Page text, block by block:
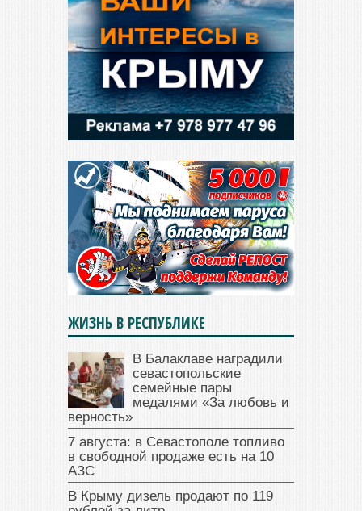
ЖИЗНЬ В РЕСПУБЛИКЕ
В Балаклаве наградили
севастопольские
семейные пары
медалями «За любовь и
верность»
7 августа: в Севастополе топливо
в свободной продаже есть на 10
АЗС
В Крыму дизель продают по 119